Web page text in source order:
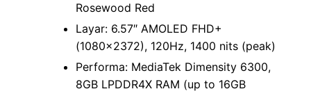
Rosewood Red
Layar: 6.57″ AMOLED FHD+
(1080×2372), 120Hz, 1400 nits (peak)
Performa: MediaTek Dimensity 6300,
8GB LPDDR4X RAM (up to 16GB